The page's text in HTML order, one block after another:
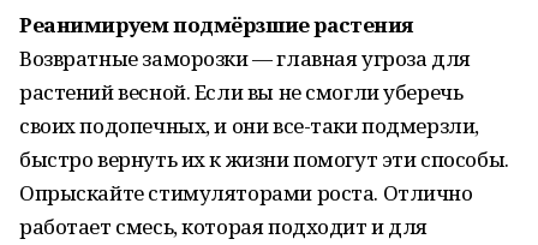
Реанимируем подмёрзшие рaстения
Возвратные замopозки — главная угроза для
растений весной. Если вы не смогли уберечь
своих подопечных, и они все-таки подмерзли,
быстро вернуть их к жизни помогут эти способы.
Опрыскайте стимуляторами роста. Отлично
работает смесь, которая подходит и для